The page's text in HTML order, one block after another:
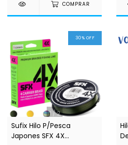
COMPRAR
1 /2
30% OFF
Sufix Hilo P/Pesca
Japones SFX 4X